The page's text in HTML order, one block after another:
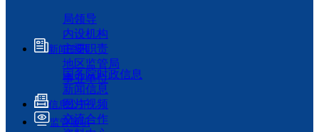
局领导
内设机构
主要职责
地区监管局
事业单位
新闻资讯
国务院时政信息
新闻信息
图片视频
交流合作
信息公开
监管履职